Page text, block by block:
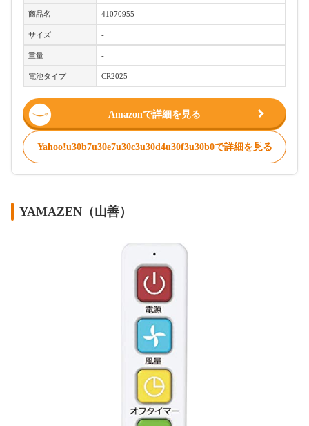
商品名 41070955
サイズ -
重量 -
電池タイプ CR2025
Amazonで詳細を見る
Yahoo!u30b7u30e7u30c3u30d4u30f3u30b0で詳細を見る
YAMAZEN（山善）